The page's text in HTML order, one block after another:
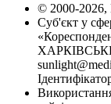
© 2000-2026,
Суб'єкт у
ХАРКІВСЬКЕ